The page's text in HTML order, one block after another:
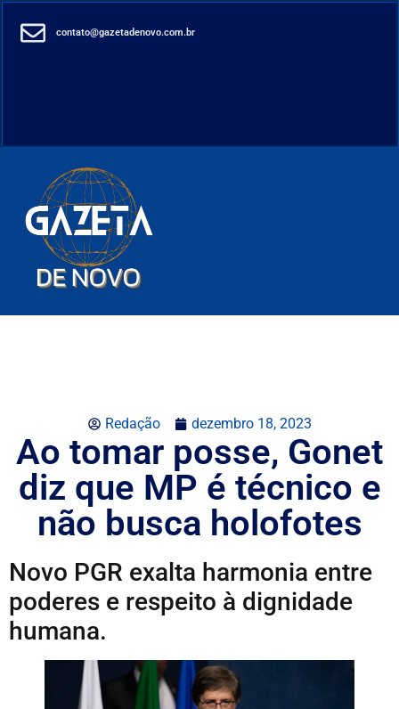
contato@gazetadenovo.com.br
Redação dezembro 18, 2023
Ao tomar posse, Gonet
diz que MP é técnico e
não busca holofotes
Novo PGR exalta harmonia entre
poderes e respeito à dignidade
humana.